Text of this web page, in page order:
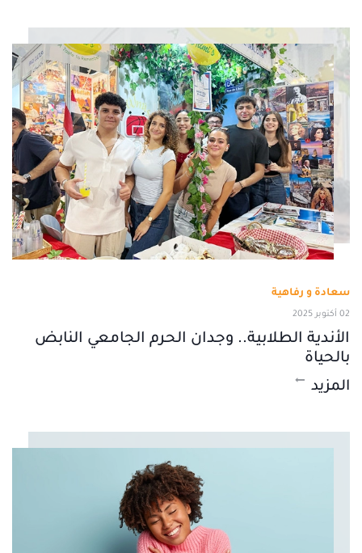
سعادة و رفاهية
02 أكتوبر 2025
الأندية الطلابية.. وجدان الحرم الجامعي النابض
بالحياة
المزيد